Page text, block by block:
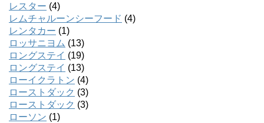
レスター (4)
レムチャルーンシーフード (4)
レンタカー (1)
ロッサニヨム (13)
ロングステイ (19)
ロングステイ (13)
ローイクラトン (4)
ローストダック (3)
ローストダック (3)
ローソン (1)